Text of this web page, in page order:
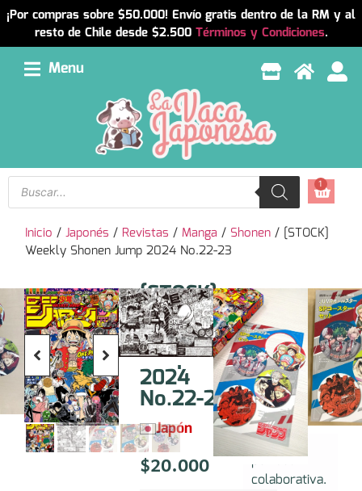
¡Por compras sobre $50.000! Envío gratis dentro de la RM y al
resto de Chile desde $2.500 Términos y Condiciones.
Menu
1
Inicio /Japonés / Revistas /Manga / Shonen / [STOCK]
Weekly Shonen Jump 2024 No.22-23
[STOCK]
Weekly
Shonen
Jump
2024
No.22-23
Japón
$20.000
Resumen
Revista
japonesa
Weekly
Shonen Jump
2024 No.22-
23 con
portada
portada
colaborativa.